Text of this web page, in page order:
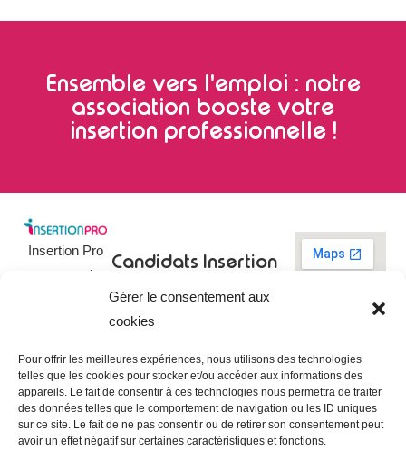
Gérer le consentement aux
cookies
Pour offrir les meilleures expériences, nous utilisons des technologies
telles que les cookies pour stocker et/ou accéder aux informations des
appareils. Le fait de consentir à ces technologies nous permettra de traiter
des données telles que le comportement de navigation ou les ID uniques
sur ce site. Le fait de ne pas consentir ou de retirer son consentement peut
avoir un effet négatif sur certaines caractéristiques et fonctions.
Ensemble vers l'emploi : notre
association booste votre
insertion professionnelle !
Insertion Pro
est une action
pour
l’Insertion
Professionnelle ,
dédiée à
Candidats
emploi
Tableau de
bord du
candidat
Entreprises
Poster une
Insertion
09 73 03 78
Contact
CGU
Mentions
légales